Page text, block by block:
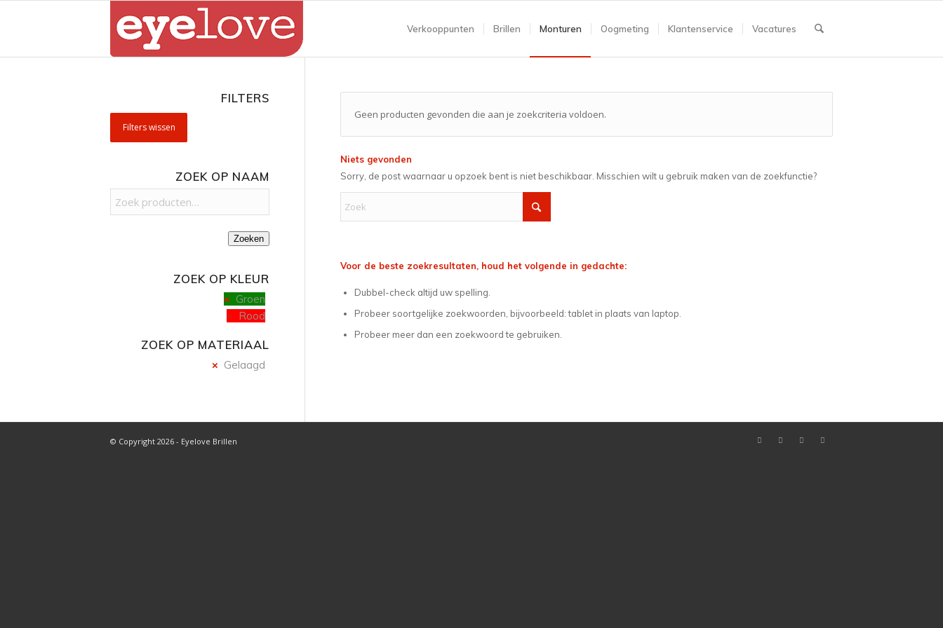
Verkooppunten Brillen Monturen Oogmeting Klantenservice Vacatures
Geen producten gevonden die aan je zoekcriteria voldoen.
Niets gevonden
Sorry, de post waarnaar u opzoek bent is niet beschikbaar. Misschien wilt u gebruik maken van de zoekfunctie?
Voor de beste zoekresultaten, houd het volgende in gedachte:
Dubbel-check altijd uw spelling.
Probeer soortgelijke zoekwoorden, bijvoorbeeld: tablet in plaats van laptop.
Probeer meer dan een zoekwoord te gebruiken.
FILTERS
Filters wissen
ZOEK OP NAAM
Zoeken
ZOEK OP KLEUR
Groen
Rood
ZOEK OP MATERIAAL
Gelaagd
© Copyright 2026 - Eyelove Brillen